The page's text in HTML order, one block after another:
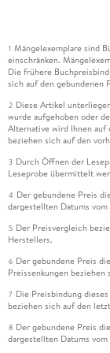
1 Mängelexemplare sind
einschränken.
Die frühere
sich auf den gebundenen
2 Diese Artikel
wurde aufgehoben oder
Alternative wird Ihnen auf
beziehen sich auf den
3 Durch Öffnen der
Leseprobe übermittelt
4 Der gebundene Preis
dargestellten Datums vom
5 Der Preisvergleich
Herstellers.
6 Der gebundene Preis
Preissenkungen
7 Die Preisbindung
beziehen sich auf den
8 Der gebundene Preis
dargestellten Datums vom